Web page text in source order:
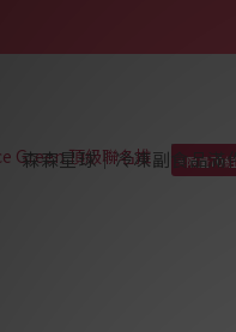
森森星球｜冷凍副食品滿
⭐限量70組